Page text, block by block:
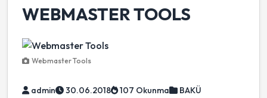
WEBMASTER TOOLS
Webmaster Tools
admin 30.06.2018 107 Okunma BAKÜ